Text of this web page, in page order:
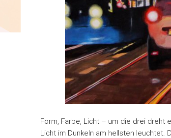
Form, Farbe, Licht – um die drei dreht
Licht im Dunkeln am hellsten leuchtet.